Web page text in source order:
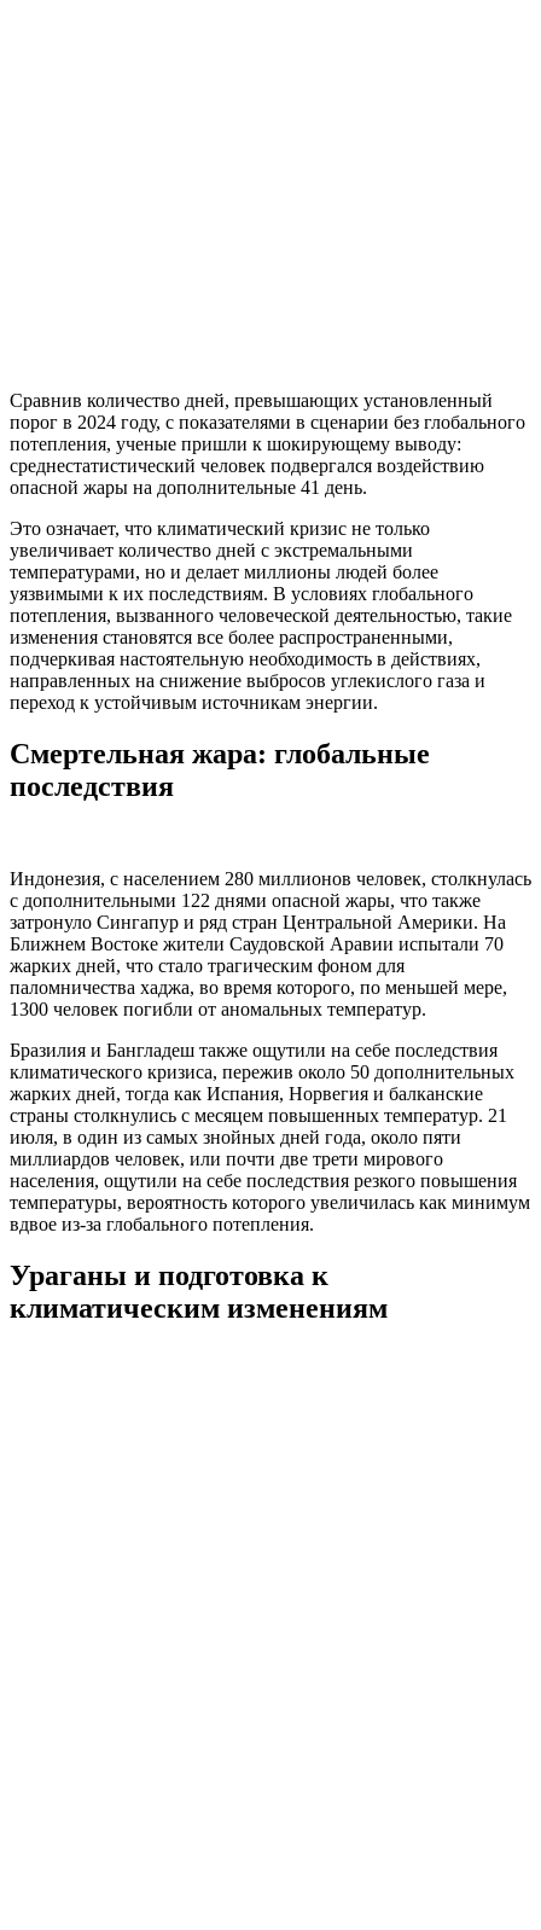
Сравнив количество дней, превышающих установленный
порог в 2024 году, с показателями в сценарии без глобального
потепления, ученые пришли к шокирующему выводу:
среднестатистический человек подвергался воздействию
опасной жары на дополнительные 41 день.
Это означает, что климатический кризис не только
увеличивает количество дней с экстремальными
температурами, но и делает миллионы людей более
уязвимыми к их последствиям. В условиях глобального
потепления, вызванного человеческой деятельностью, такие
изменения становятся все более распространенными,
подчеркивая настоятельную необходимость в действиях,
направленных на снижение выбросов углекислого газа и
переход к устойчивым источникам энергии.
Смертельная жара: глобальные
последствия
Индонезия, с населением 280 миллионов человек, столкнулась
с дополнительными 122 днями опасной жары, что также
затронуло Сингапур и ряд стран Центральной Америки. На
Ближнем Востоке жители Саудовской Аравии испытали 70
жарких дней, что стало трагическим фоном для
паломничества хаджа, во время которого, по меньшей мере,
1300 человек погибли от аномальных температур.
Бразилия и Бангладеш также ощутили на себе последствия
климатического кризиса, пережив около 50 дополнительных
жарких дней, тогда как Испания, Норвегия и балканские
страны столкнулись с месяцем повышенных температур. 21
июля, в один из самых знойных дней года, около пяти
миллиардов человек, или почти две трети мирового
населения, ощутили на себе последствия резкого повышения
температуры, вероятность которого увеличилась как минимум
вдвое из-за глобального потепления.
Ураганы и подготовка к
климатическим изменениям